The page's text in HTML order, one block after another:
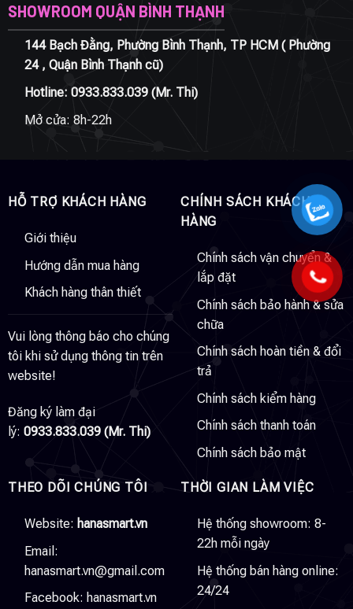
SHOWROOM QUẬN BÌNH THẠNH
144 Bạch Đằng, Phường Bình Thạnh, TP HCM ( Phường
24 , Quận Bình Thạnh cũ)
Hotline: 0933.833.039(Mr. Thi)
Mở cửa: 8h-22h
HỖ TRỢ KHÁCH HÀNG
Giới thiệu
Hướng dẫn mua hàng
Khách hàng thân thiết
Vui lòng thông báo cho chúng
tôi khi sử dụng thông tin trên
website!
Đăng ký làm đại
lý: 0933.833.039 (Mr. Thi)
CHÍNH SÁCH KHÁCH
HÀNG
Chính sách vận chuyển &
lắp đặt
Chính sách bảo hành & sửa
chữa
Chính sách hoàn tiền & đổi
trả
Chính sách kiểm hàng
Chính sách thanh toán
Chính sách bảo mật
THEO DÕI CHÚNG TÔI
Website: hanasmart.vn
Email:
hanasmart.vn@gmail.com
Facebook: hanasmart.vn
THỜI GIAN LÀM VIỆC
Hệ thống showroom: 8-
22h mỗi ngày
Hệ thống bán hàng online:
24/24